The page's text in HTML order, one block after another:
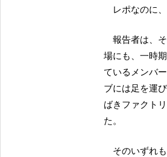
レポなの
報告者は、それなりに長いハロヲタ歴を持っています。モーニング娘。の現場にも、℃-ute の現
場にも、一時
ているメンバ
ブには足を運
ばきファクト
た。
そのいずれも、非常に楽しく、個別系イベントで不本意な結果に終わった時でさえ、まず足を運